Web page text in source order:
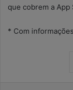
que cobrem a App
* Com